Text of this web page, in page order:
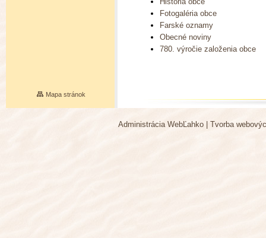
Fotogaléria obce
Farské oznamy
Obecné noviny
780. výročie založenia obce
Mapa stránok
Administrácia WebĽahko| Tvorba